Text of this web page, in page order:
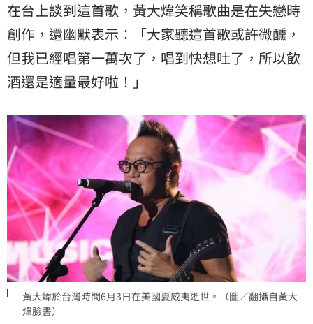
在台上談到這首歌，黃大煒笑稱歌曲是在失戀時
創作，還幽默表示：「大家聽這首歌或許微醺，
但我已經唱第一萬次了，唱到快想吐了，所以飲
酒還是適量最好啦！」
黃大煒於台灣時間6月3日在美國夏威夷逝世。（圖／翻攝自黃大
煒臉書）